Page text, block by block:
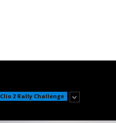
Clio 2 Rally Challenge